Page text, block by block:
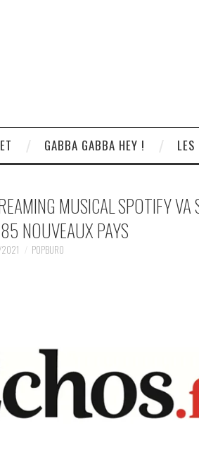
GABBA GABBA HEY !
MUSICAL SPOTIFY VA
NOUVEAUX PAYS
POPBURO